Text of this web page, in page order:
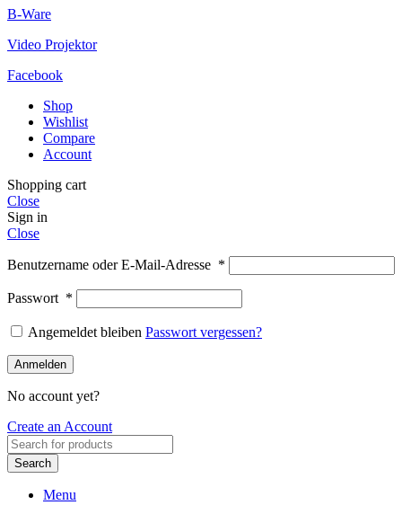
B-Ware
Video Projektor
Facebook
Shop
Wishlist
Compare
Account
Shopping cart
Close
Sign in
Close
Benutzername oder E-Mail-Adresse *
Passwort *
Angemeldet bleiben Passwort vergessen?
Anmelden
No account yet?
Create an Account
Search
Menu